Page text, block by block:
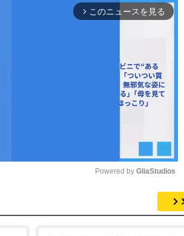
arrow_forward_ios このニュースを見る
Powered by GliaStudios